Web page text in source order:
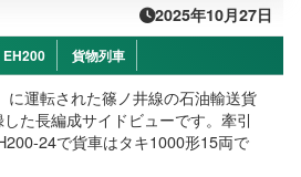
2025年10月27日
EH200 貨物列車
に運転された篠ノ井線の石油輸送貨
た長編成サイドビューです。牽引
24で貨車はタキ1000形15両で